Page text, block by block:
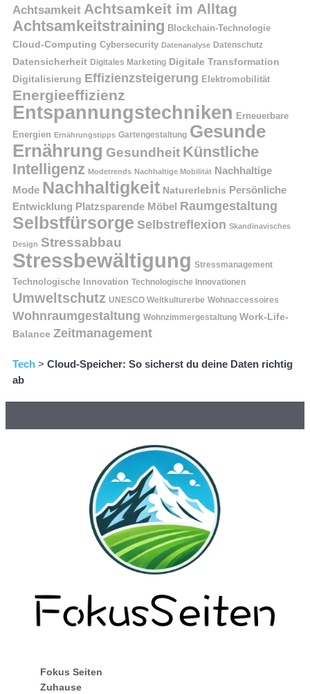
Achtsamkeit Achtsamkeit im Alltag
Achtsamkeitstraining Blockchain-Technologie
Cloud-Computing Cybersecurity Datenanalyse Datenschutz
Datensicherheit Digitales Marketing Digitale Transformation
Digitalisierung Effizienzsteigerung Elektromobilität
Energieeffizienz
Entspannungstechniken Erneuerbare
Energien Ernährungstipps Gartengestaltung Gesunde
Ernährung Gesundheit Künstliche
Intelligenz Modetrends Nachhaltige Mobilität Nachhaltige
Mode Nachhaltigkeit Naturerlebnis Persönliche
Entwicklung Platzsparende Möbel Raumgestaltung
Selbstfürsorge Selbstreflexion Skandinavisches
Design Stressabbau
Stressbewältigung Stressmanagement
Technologische Innovation Technologische Innovationen
Umweltschutz UNESCO Weltkulturerbe Wohnaccessoires
Wohnraumgestaltung Wohnzimmergestaltung Work-Life-
Balance Zeitmanagement
Tech > Cloud-Speicher: So sicherst du deine Daten richtig
ab
Fokus Seiten
Zuhause